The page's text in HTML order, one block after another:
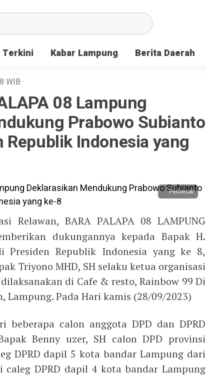
Terkini Kabar Lampung Berita Daerah
WIB ·
08 Lampung
Prabowo Subianto
Indonesia yang
Perbesar
Relawan, BARA PALAPA 08 LAMPUNG
dukungannya kepada Bapak H.
Presiden Republik Indonesia yang ke 8,
Triyono MHD, SH selaku ketua organisasi
di Cafe & resto, Rainbow 99 Di
Lampung. Pada Hari kamis (28/09/2023)
beberapa calon anggota DPD dan DPRD
Benny uzer, SH calon DPD provinsi
DPRD dapil 5 kota bandar Lampung dari
DPRD dapil 4 kota bandar Lampung